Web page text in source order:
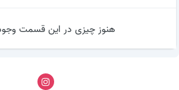
هنوز چیزی در این قسمت وجود